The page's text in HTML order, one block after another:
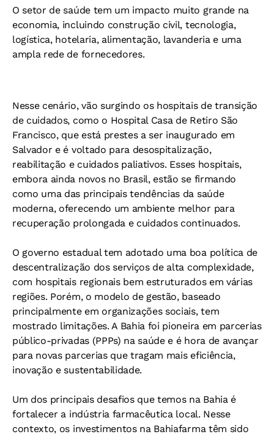
O setor de saúde tem um impacto muito grande na
economia, incluindo construção civil, tecnologia,
logística, hotelaria, alimentação, lavanderia e uma
ampla rede de fornecedores.
Nesse cenário, vão surgindo os hospitais de transição
de cuidados, como o Hospital Casa de Retiro São
Francisco, que está prestes a ser inaugurado em
Salvador e é voltado para desospitalização,
reabilitação e cuidados paliativos. Esses hospitais,
embora ainda novos no Brasil, estão se firmando
como uma das principais tendências da saúde
moderna, oferecendo um ambiente melhor para
recuperação prolongada e cuidados continuados.
O governo estadual tem adotado uma boa política de
descentralização dos serviços de alta complexidade,
com hospitais regionais bem estruturados em várias
regiões. Porém, o modelo de gestão, baseado
principalmente em organizações sociais, tem
mostrado limitações. A Bahia foi pioneira em parcerias
público-privadas (PPPs) na saúde e é hora de avançar
para novas parcerias que tragam mais eficiência,
inovação e sustentabilidade.
Um dos principais desafios que temos na Bahia é
fortalecer a indústria farmacêutica local. Nesse
contexto, os investimentos na Bahiafarma têm sido